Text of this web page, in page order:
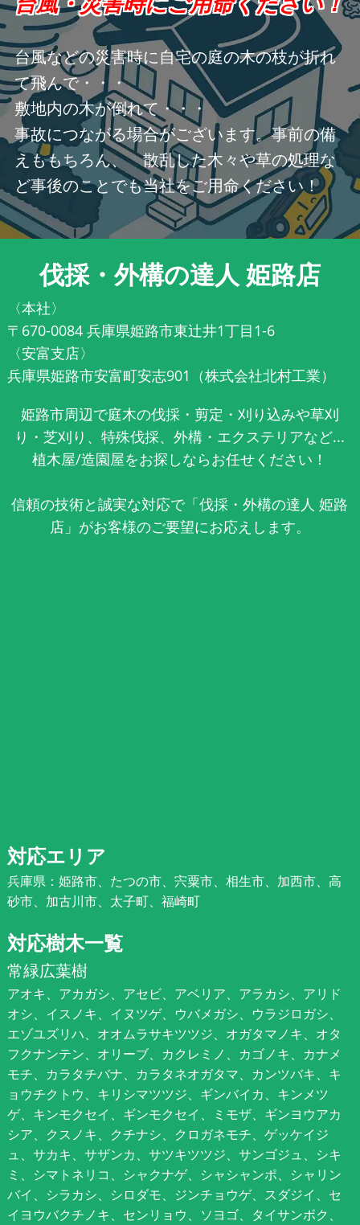
台風などの災害時に自宅の庭の木の枝が折れ
て飛んで・・・
敷地内の木が倒れて・・・
事故につながる場合がございます。事前の備
えももちろん、 散乱した木々や草の処理な
ど事後のことでも当社をご用命ください！
伐採・外構の達人 姫路店
〈本社〉
〒670-0084 兵庫県姫路市東辻井1丁目1-6
〈安富支店〉
兵庫県姫路市安富町安志901（株式会社北村工業）
姫路市周辺で庭木の伐採・剪定・刈り込みや草刈
り・芝刈り、特殊伐採、外構・エクステリアなど...
植木屋/造園屋をお探しならお任せください！
信頼の技術と誠実な対応で「伐採・外構の達人 姫路
店」がお客様のご要望にお応えします。
対応エリア
兵庫県：姫路市、たつの市、宍粟市、相生市、加西市、高
砂市、加古川市、太子町、福崎町
対応樹木一覧
常緑広葉樹
アオキ、アカガシ、アセビ、アベリア、アラカシ、アリド
オシ、イスノキ、イヌツゲ、ウバメガシ、ウラジロガシ、
エゾユズリハ、オオムラサキツツジ、オガタマノキ、オタ
フクナンテン、オリーブ、カクレミノ、カゴノキ、カナメ
モチ、カラタチバナ、カラタネオガタマ、カンツバキ、キ
ョウチクトウ、キリシマツツジ、ギンバイカ、キンメツ
ゲ、キンモクセイ、ギンモクセイ、ミモザ、ギンヨウアカ
シア、クスノキ、クチナシ、クロガネモチ、ゲッケイジ
ュ、サカキ、サザンカ、サツキツツジ、サンゴジュ、シキ
ミ、シマトネリコ、シャクナゲ、シャシャンポ、シャリン
バイ、シラカシ、シロダモ、ジンチョウゲ、スダジイ、セ
イヨウバクチノキ、センリョウ、ソヨゴ、タイサンボク、